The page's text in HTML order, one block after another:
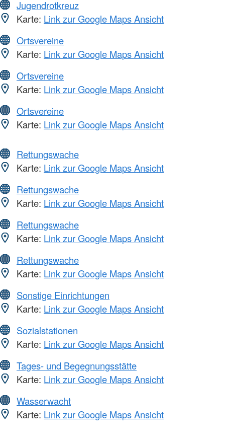
Jugendrotkreuz
Karte: Link zur Google Maps Ansicht
Ortsvereine
Karte: Link zur Google Maps Ansicht
Ortsvereine
Karte: Link zur Google Maps Ansicht
Ortsvereine
Karte: Link zur Google Maps Ansicht
Rettungswache
Karte: Link zur Google Maps Ansicht
Rettungswache
Karte: Link zur Google Maps Ansicht
Rettungswache
Karte: Link zur Google Maps Ansicht
Rettungswache
Karte: Link zur Google Maps Ansicht
Sonstige Einrichtungen
Karte: Link zur Google Maps Ansicht
Sozialstationen
Karte: Link zur Google Maps Ansicht
Tages- und Begegnungsstätte
Karte: Link zur Google Maps Ansicht
Wasserwacht
Karte: Link zur Google Maps Ansicht